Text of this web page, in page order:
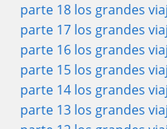
parte 18 los grandes
parte 17 los grandes
parte 16 los grandes
parte 15 los grandes
parte 14 los grandes
parte 13 los grandes